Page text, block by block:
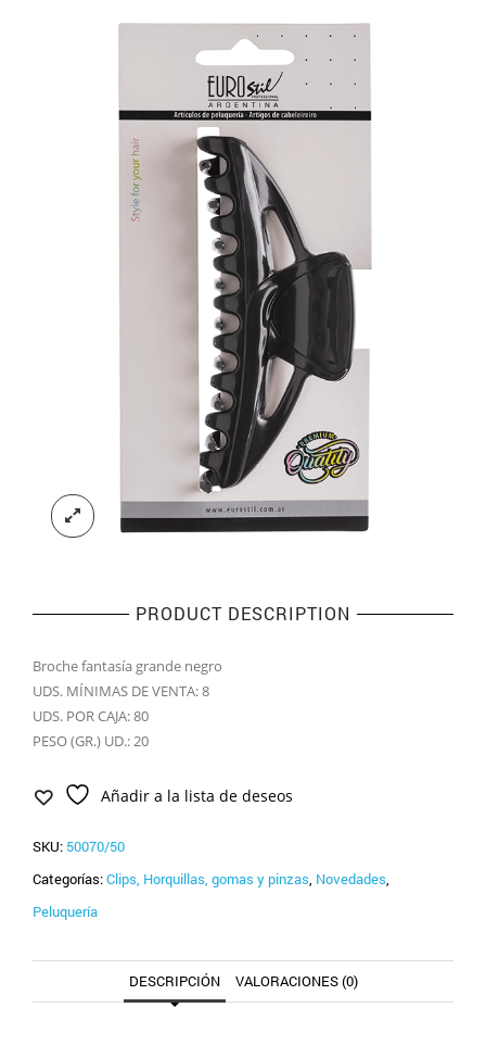
PRODUCT DESCRIPTION
Broche fantasía grande negro
UDS. MÍNIMAS DE VENTA: 8
UDS. POR CAJA: 80
PESO (GR.) UD.: 20
Añadir a la lista de deseos
SKU: 50070/50
Categorías:Clips, Horquillas, gomas y pinzas, Novedades,
Peluquería
DESCRIPCIÓN VALORACIONES (0)